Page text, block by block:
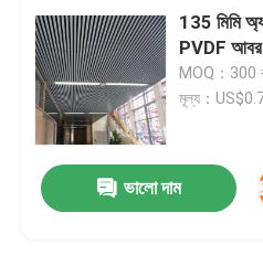
135 মিমি
PVDF
MOQ：300
মূল্য：
ভালো দাম